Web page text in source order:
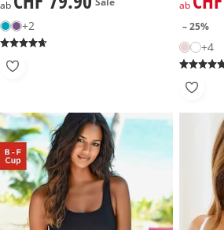
ab
+2
ab
– 25%
+4